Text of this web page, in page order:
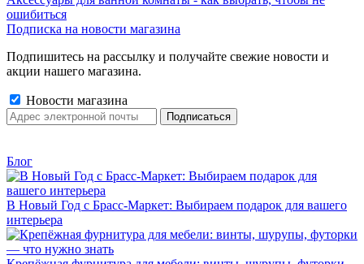
ошибиться
Подписка на новости магазина
Подпишитесь на рассылку и получайте свежие новости и
акции нашего магазина.
Новости магазина
Блог
В Новый Год с Брасс-Маркет: Выбираем подарок для вашего
интерьера